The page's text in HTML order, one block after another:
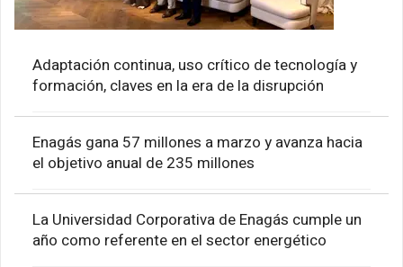
Adaptación continua, uso crítico de tecnología y
formación, claves en la era de la disrupción
Enagás gana 57 millones a marzo y avanza hacia
el objetivo anual de 235 millones
La Universidad Corporativa de Enagás cumple un
año como referente en el sector energético